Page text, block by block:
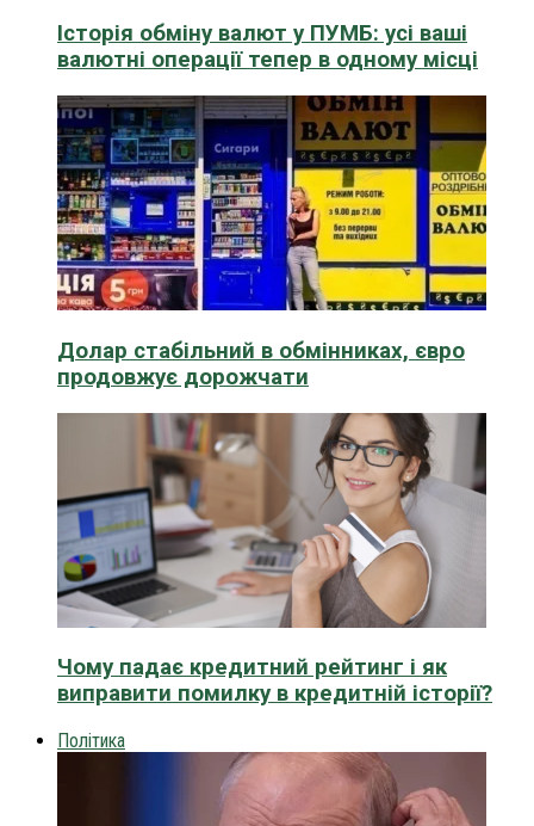
Історія обміну валют у ПУМБ: усі ваші
валютні операції тепер в одному місці
Долар стабільний в обмінниках, євро
продовжує дорожчати
Чому падає кредитний рейтинг і як
виправити помилку в кредитній історії?
Політика